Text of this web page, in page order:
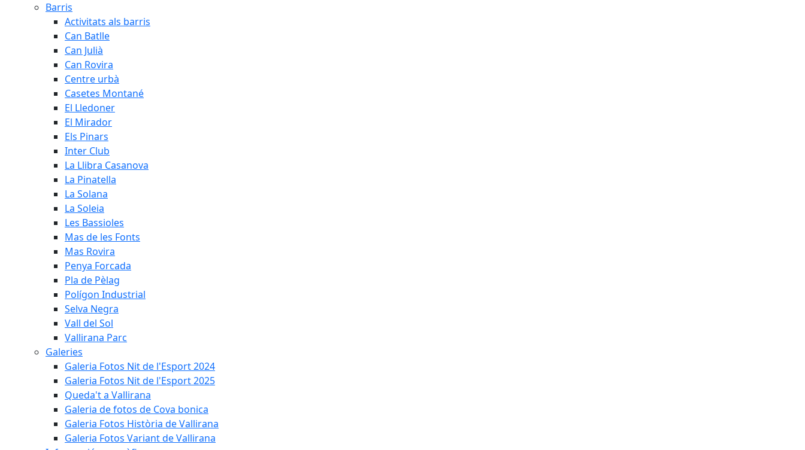
Barris
Activitats als barris
Can Batlle
Can Julià
Can Rovira
Centre urbà
Casetes Montané
El Lledoner
El Mirador
Els Pinars
Inter Club
La Llibra Casanova
La Pinatella
La Solana
La Soleia
Les Bassioles
Mas de les Fonts
Mas Rovira
Penya Forcada
Pla de Pèlag
Polígon Industrial
Selva Negra
Vall del Sol
Vallirana Parc
Galeries
Galeria Fotos Nit de l'Esport 2024
Galeria Fotos Nit de l'Esport 2025
Queda't a Vallirana
Galeria de fotos de Cova bonica
Galeria Fotos Història de Vallirana
Galeria Fotos Variant de Vallirana